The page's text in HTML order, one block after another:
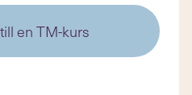
en TM-kurs